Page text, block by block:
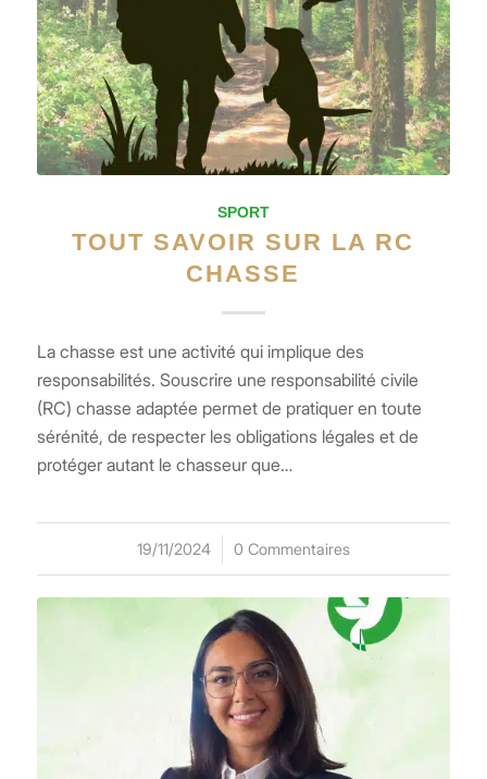
SPORT
TOUT SAVOIR SUR LA RC
CHASSE
La chasse est une activité qui implique des
responsabilités. Souscrire une responsabilité civile
(RC) chasse adaptée permet de pratiquer en toute
sérénité, de respecter les obligations légales et de
protéger autant le chasseur que…
19/11/2024
/ 0 Commentaires